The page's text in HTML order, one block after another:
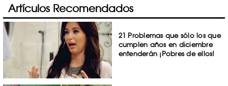
Artículos Recomendados
21 Problemas que sólo los que
cumplen años en diciembre
entenderán ¡Pobres de ellos!